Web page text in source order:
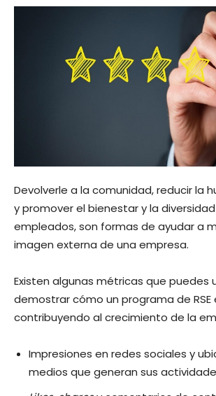
Devolverle a la comunidad, reducir la
y promover el bienestar y la
empleados, son formas de ayudar a
imagen externa de una empresa.
Existen algunas métricas que puedes
demostrar cómo un programa de RSE
contribuyendo al crecimiento de la
Impresiones en redes sociales y
medios que generan sus